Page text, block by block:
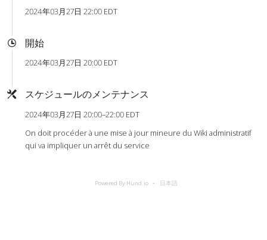
2024年03月27日 22:00 EDT
開始
2024年03月27日 20:00 EDT
スケジュールのメンテナンス
2024年03月27日 20:00–22:00 EDT
On doit procéder à une mise à jour mineure du Wiki administratif
qui va impliquer un arrêt du service
Powered By Hund.io 日本語